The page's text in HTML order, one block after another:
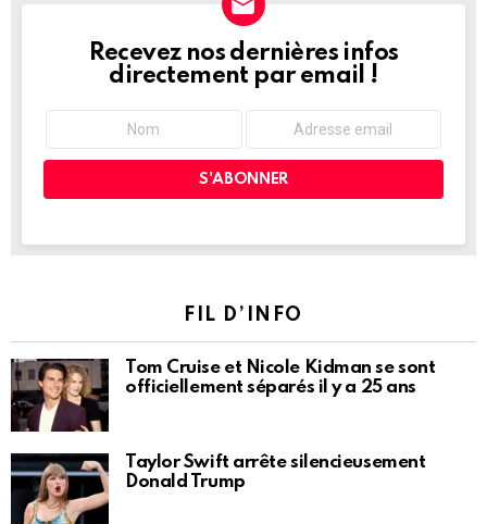
NEWSLETTER
Recevez nos dernières infos
directement par email !
FIL D’INFO
Tom Cruise et Nicole Kidman se sont
officiellement séparés il y a 25 ans
Taylor Swift arrête silencieusement
Donald Trump